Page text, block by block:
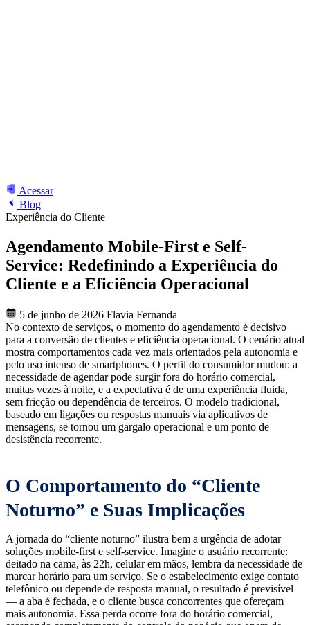
Acessar
Blog
Experiência do Cliente
Agendamento Mobile-First e Self-
Service: Redefinindo a Experiência do
Cliente e a Eficiência Operacional
5 de junho de 2026 Flavia Fernanda
No contexto de serviços, o momento do agendamento é decisivo
para a conversão de clientes e eficiência operacional. O cenário atual
mostra comportamentos cada vez mais orientados pela autonomia e
pelo uso intenso de smartphones. O perfil do consumidor mudou: a
necessidade de agendar pode surgir fora do horário comercial,
muitas vezes à noite, e a expectativa é de uma experiência fluida,
sem fricção ou dependência de terceiros. O modelo tradicional,
baseado em ligações ou respostas manuais via aplicativos de
mensagens, se tornou um gargalo operacional e um ponto de
desistência recorrente.
O Comportamento do “Cliente
Noturno” e Suas Implicações
A jornada do “cliente noturno” ilustra bem a urgência de adotar
soluções mobile-first e self-service. Imagine o usuário recorrente:
deitado na cama, às 22h, celular em mãos, lembra da necessidade de
marcar horário para um serviço. Se o estabelecimento exige contato
telefônico ou depende de resposta manual, o resultado é previsível
— a aba é fechada, e o cliente busca concorrentes que ofereçam
mais autonomia. Essa perda ocorre fora do horário comercial,